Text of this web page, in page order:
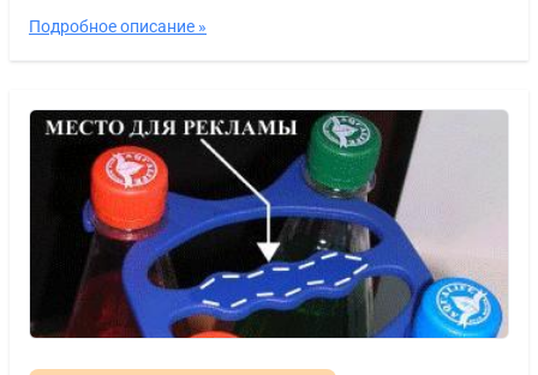
Подробное описание »